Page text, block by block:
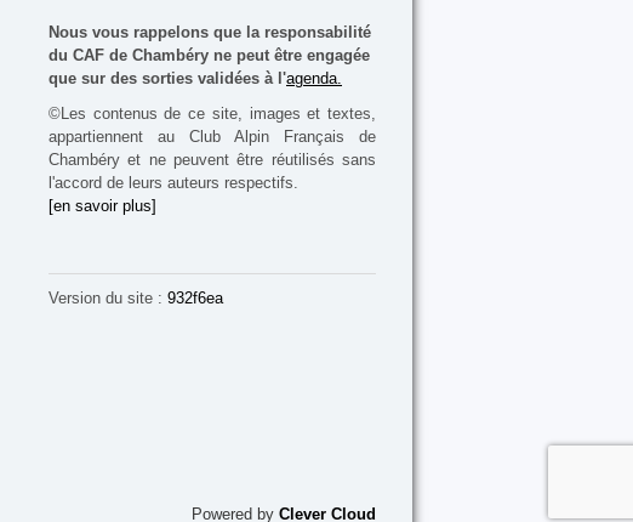
Nous vous rappelons que la responsabilité
du CAF de Chambéry ne peut être engagée
que sur des sorties validées à l'agenda.
©Les contenus de ce site, images et textes,
appartiennent au Club Alpin Français de
Chambéry et ne peuvent être réutilisés sans
l'accord de leurs auteurs respectifs.
[en savoir plus]
Version du site : 932f6ea
Powered by Clever Cloud